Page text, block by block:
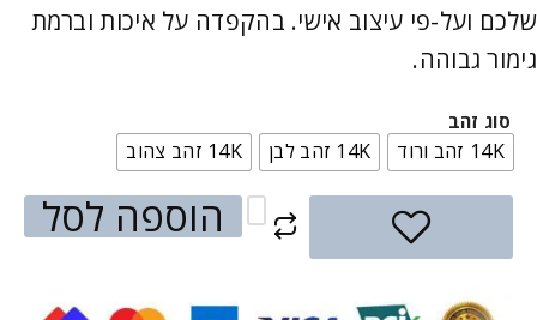
שלכם ועל-פי עיצוב אישי. בהקפדה על איכות וברמת
גימור גבוהה.
סוג זהב
14K זהב ורוד 14K זהב לבן 14K זהב צהוב
הוספה לסל